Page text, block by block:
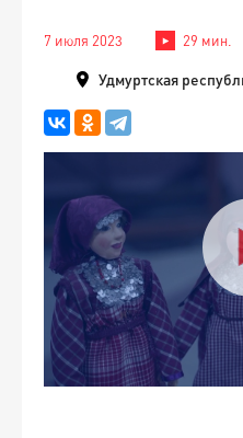
7 июля 2023 29 мин.
Удмуртская